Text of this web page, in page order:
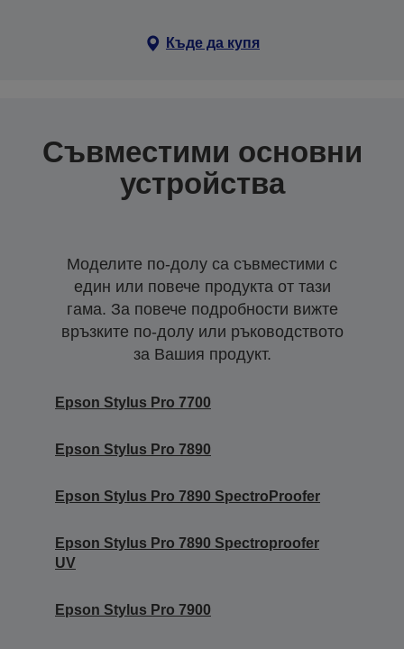
Къде да купя
Съвместими основни
устройства
Моделите по-долу са съвместими с
един или повече продукта от тази
гама. За повече подробности вижте
връзките по-долу или ръководството
за Вашия продукт.
Epson Stylus Pro 7700
Epson Stylus Pro 7890
Epson Stylus Pro 7890 SpectroProofer
Epson Stylus Pro 7890 Spectroproofer
UV
Epson Stylus Pro 7900